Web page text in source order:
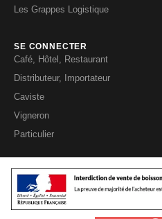
Les Grappes Logistique
SE CONNECTER
Café, Hôtel, Restaurant
Distributeur, Importateur
Caviste
Vigneron
Particulier